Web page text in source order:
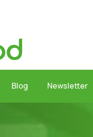
Blog Newsletter